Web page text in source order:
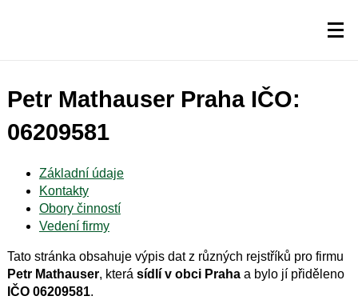
Petr Mathauser Praha IČO:
06209581
Základní údaje
Kontakty
Obory činností
Vedení firmy
Tato stránka obsahuje výpis dat z různých rejstříků pro firmu
Petr Mathauser, která sídlí v obci Prahaa bylo jí přiděleno
IČO 06209581.